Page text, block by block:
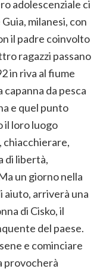
adolescenziale ci
milanesi, con
il padre coinvolto
ragazzi passano
in riva al fiume
da pesca
e quel punto
il loro luogo
chiacchierare,
di libertà,
un giorno nella
aiuto, arriverà una
di Cisko, il
del paese.
e cominciare
provocherà